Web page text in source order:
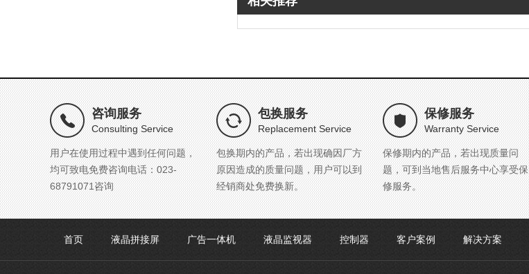
咨询服务
Consulting Service
用户在使用过程中遇到任何问题，
均可致电免费咨询电话：023-
68791071咨询
包换服务
Replacement Service
包换期内的产品，若出现确因厂方
原因造成的质量问题，用户可以到
经销商处免费换新。
保修服务
Warranty Service
保修期内的产品，若出现质量问
题，可到当地售后服务中心享受保
修服务。
首页 液晶拼接屏 广告一体机 液晶监视器 控制器 客户案例 解决方案